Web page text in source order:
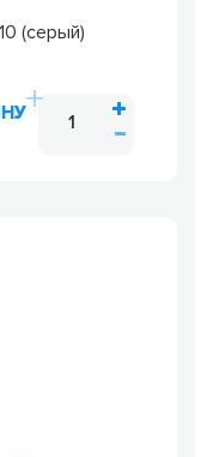
(серый)